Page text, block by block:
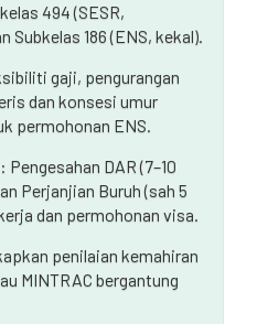
494 (SESR,
Subkelas 186 (ENS, kekal).
gaji, pengurangan
dan konsesi umur
permohonan ENS.
DAR (7–10
Perjanjian Buruh (sah 5
dan permohonan visa.
penilaian kemahiran
MINTRAC bergantung